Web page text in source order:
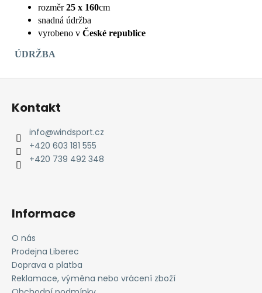
rozměr25 x 160cm
snadná údržba
vyrobeno v České republice
ÚDRŽBA
Z
Kontakt
info@windsport.cz
+420 603 181 555
+420 739 492 348
Informace
O nás
Prodejna Liberec
Doprava a platba
Reklamace, výměna nebo vrácení zboží